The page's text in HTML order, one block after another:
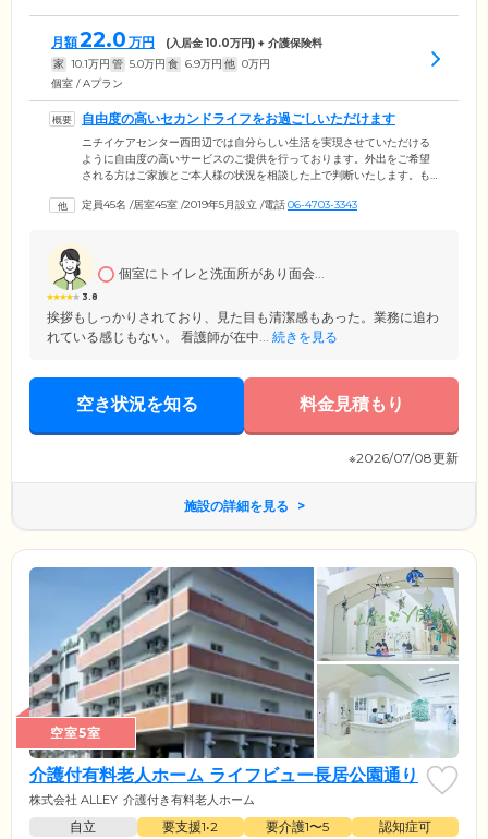
月額22.0 万円 (入居金10.0万円) + 介護保険料
家 10.1万円 管 5.0万円 食 6.9万円 他 0万円
個室 / Aプラン
自由度の高いセカンドライフをお過ごしいただけます
ニチイケアセンター西田辺では自分らしい生活を実現させていただける
ように自由度の高いサービスのご提供を行っております。外出をご希望
される方はご家族とご本人様の状況を相談した上で判断いたします。も
外食される際は事前にお知らせ頂ければ食事のキャンセルも可能です。
て参りますのでいつでもお声掛けください。
定員45名 /居室45室 /2019年5月設立 /電話06-4703-3343
3.8
個室にトイレと洗面所があり面会...
挨拶もしっかりされており、見た目も清潔感もあった。業務に追わ
れている感じもない。 看護師が在中... 続きを見る
空き状況を知る 料金見積もり
※2026/07/08更新
施設の詳細を見る
空室5室
介護付有料老人ホーム ライフビュー長居公園通り
株式会社 ALLEY 介護付き有料老人ホーム
自立 要支援1•2 要介護1〜5
認知症可